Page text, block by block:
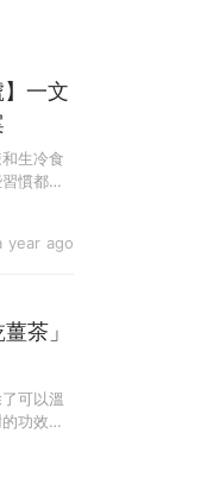
year ago
一文
生冷食
慣都是
茶」
可以溫
功效，